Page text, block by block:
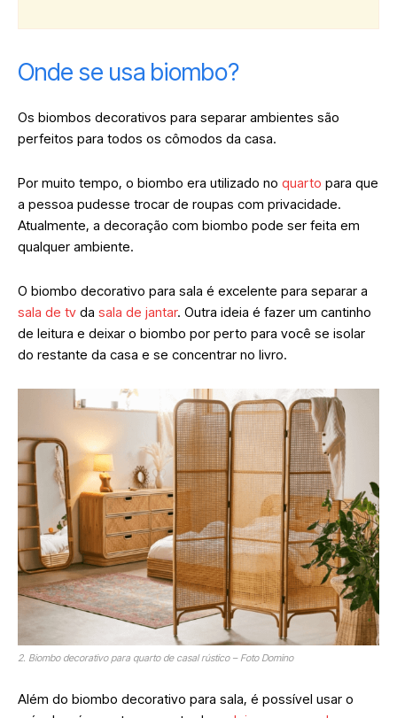
Onde se usa biombo?
Os biombos decorativos para separar ambientes são
perfeitos para todos os cômodos da casa.
Por muito tempo, o biombo era utilizado no quarto para que
a pessoa pudesse trocar de roupas com privacidade.
Atualmente, a decoração com biombo pode ser feita em
qualquer ambiente.
O biombo decorativo para sala é excelente para separar a
sala de tv da sala de jantar. Outra ideia é fazer um cantinho
de leitura e deixar o biombo por perto para você se isolar
do restante da casa e se concentrar no livro.
2. Biombo decorativo para quarto de casal rústico – Foto Domino
Além do biombo decorativo para sala, é possível usar o